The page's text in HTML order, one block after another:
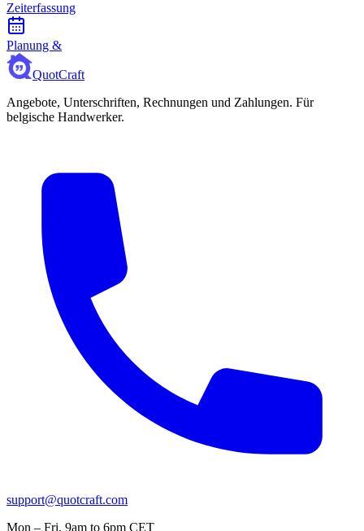
Zeiterfassung
Planung &
QuotCraft
Angebote, Unterschriften, Rechnungen und Zahlungen. Für
belgische Handwerker.
support@quotcraft.com
Mon – Fri, 9am to 6pm CET